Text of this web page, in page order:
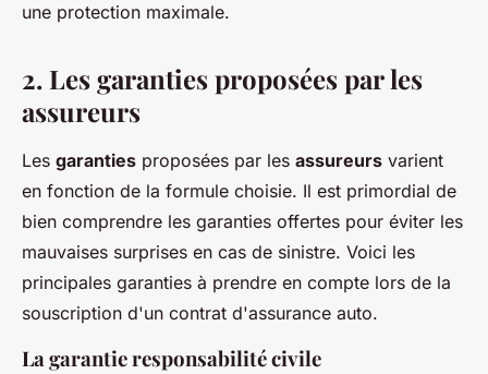
une protection maximale.
2. Les garanties proposées par les
assureurs
Les garanties proposées par les assureurs varient
en fonction de la formule choisie. Il est primordial de
bien comprendre les garanties offertes pour éviter les
mauvaises surprises en cas de sinistre. Voici les
principales garanties à prendre en compte lors de la
souscription d'un contrat d'assurance auto.
La garantie responsabilité civile